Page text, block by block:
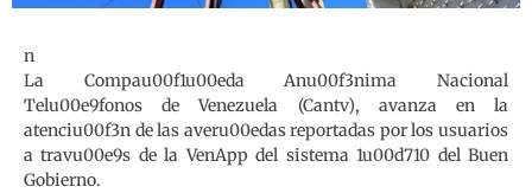
n
La Compau00f1u00eda Anu00f3nima Nacional
Telu00e9fonos de Venezuela (Cantv), avanza en la
atenciu00f3n de las averu00edas reportadas por los usuarios
a travu00e9s de la VenApp del sistema 1u00d710 del Buen
Gobierno.